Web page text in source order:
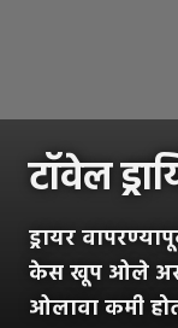
टॉवेल
ड्रायर
केस खूप ओले
ओलावा कमी